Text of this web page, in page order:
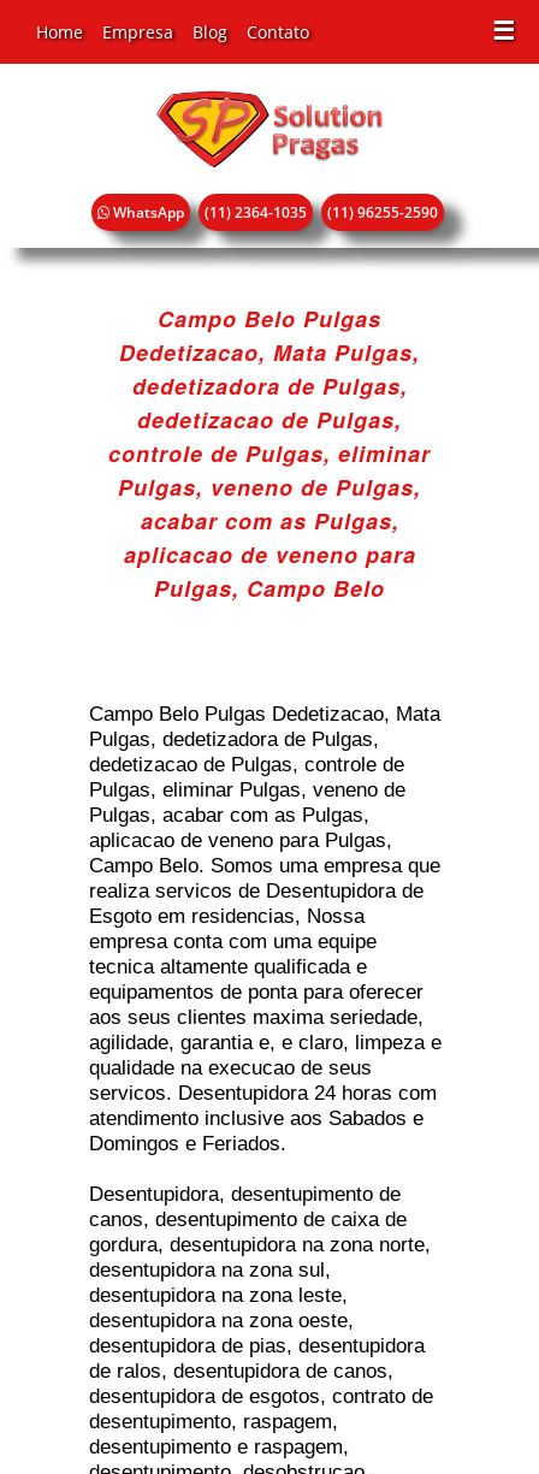
☰
Home Empresa Blog Contato
WhatsApp (11) 2364-1035 (11) 96255-2590
Campo Belo Pulgas
Dedetizacao, Mata Pulgas,
dedetizadora de Pulgas,
dedetizacao de Pulgas,
controle de Pulgas, eliminar
Pulgas, veneno de Pulgas,
acabar com as Pulgas,
aplicacao de veneno para
Pulgas, Campo Belo
Campo Belo Pulgas Dedetizacao, Mata
Pulgas, dedetizadora de Pulgas,
dedetizacao de Pulgas, controle de
Pulgas, eliminar Pulgas, veneno de
Pulgas, acabar com as Pulgas,
aplicacao de veneno para Pulgas,
Campo Belo. Somos uma empresa que
realiza servicos de Desentupidora de
Esgoto em residencias, Nossa
empresa conta com uma equipe
tecnica altamente qualificada e
equipamentos de ponta para oferecer
aos seus clientes maxima seriedade,
agilidade, garantia e, e claro, limpeza e
qualidade na execucao de seus
servicos. Desentupidora 24 horas com
atendimento inclusive aos Sabados e
Domingos e Feriados.
Desentupidora, desentupimento de
canos, desentupimento de caixa de
gordura, desentupidora na zona norte,
desentupidora na zona sul,
desentupidora na zona leste,
desentupidora na zona oeste,
desentupidora de pias, desentupidora
de ralos, desentupidora de canos,
desentupidora de esgotos, contrato de
desentupimento, raspagem,
desentupimento e raspagem,